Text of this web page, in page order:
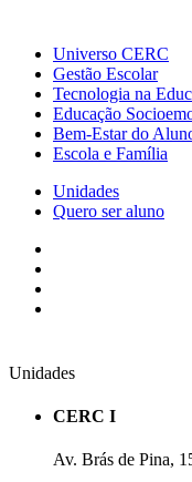
Universo CERC
Gestão Escolar
Tecnologia na
Educação
Bem-Estar do
Escola e Família
Unidades
Quero ser aluno
Unidades
CERC I
Av. Brás de Pina,